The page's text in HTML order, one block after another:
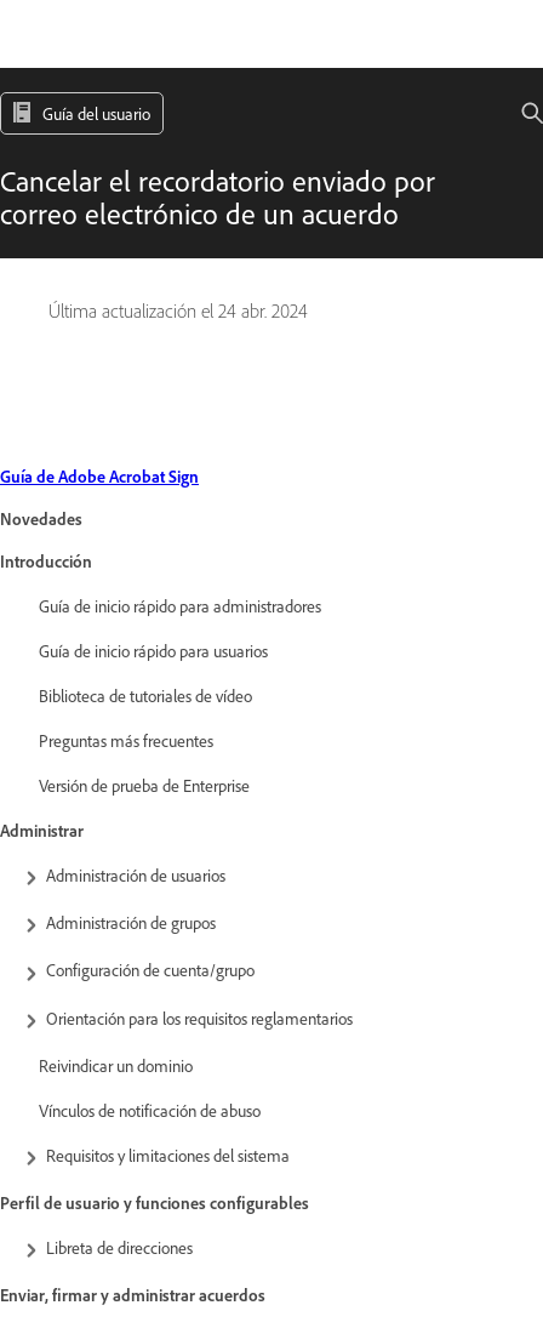
Guía del usuario
Cancelar el recordatorio enviado por
correo electrónico de un acuerdo
Última actualización el 24 abr. 2024
Guía de Adobe Acrobat Sign
Novedades
Introducción
Guía de inicio rápido para administradores
Guía de inicio rápido para usuarios
Biblioteca de tutoriales de vídeo
Preguntas más frecuentes
Versión de prueba de Enterprise
Administrar
Administración de usuarios
Administración de grupos
Configuración de cuenta/grupo
Orientación para los requisitos reglamentarios
Reivindicar un dominio
Vínculos de notificación de abuso
Requisitos y limitaciones del sistema
Perfil de usuario y funciones configurables
Libreta de direcciones
Enviar, firmar y administrar acuerdos